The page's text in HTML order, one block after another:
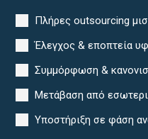
Πλήρες outsourcing
Έλεγχος & εποπτεία
Συμμόρφωση &
Μετάβαση από
Υποστήριξη σε φάση